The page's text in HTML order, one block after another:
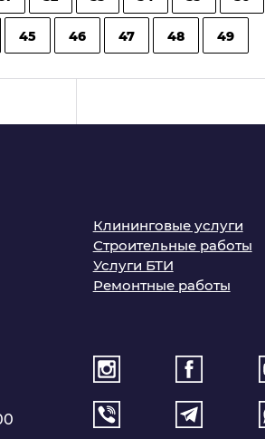
45 46 47 48 49
Клининговые услуги
Строительные работы
Услуги БТИ
Ремонтные работы